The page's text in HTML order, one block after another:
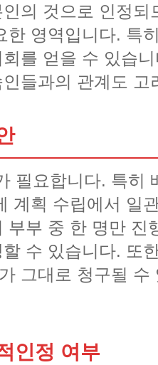
의 것으로 인정되
영역입니다. 특
를 얻을 수 있습
들과의 관계도 고
필요합니다. 특히
획 수립에서 일
부 중 한 명만 진
수 있습니다. 또
그대로 청구될 수
인정 여부